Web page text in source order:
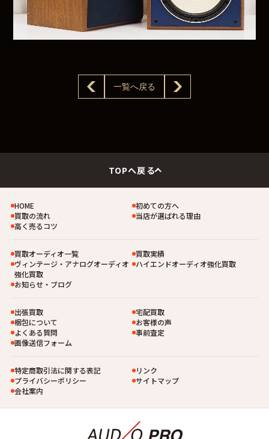
一覧へ戻る
TOPへ戻る
HOME
初めての方へ
買取の流れ
当店が選ばれる理由
高く売るコツ
買取オーディオ一覧
買取実績
ヴィンテージ・アナログオーディオ
強化買取
ハイエンドオーディオ強化買取
お知らせ・ブログ
出張買取
宅配買取
梱包について
お客様の声
よくある質問
事前査定
画像送信フォーム
特定商取引法に関する表記
リンク
プライバシーポリシー
サイトマップ
会社案内